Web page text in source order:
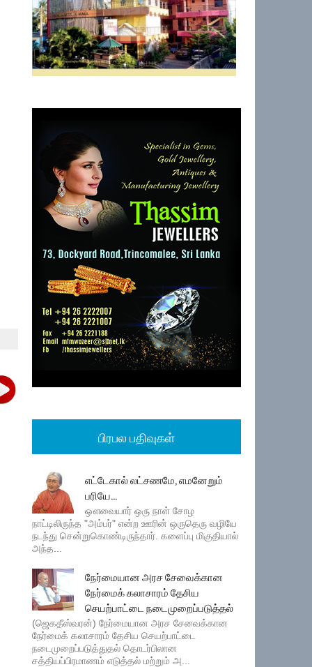
பிரபல பதிவுகள்
எட்டேகால் லட்சணமே, எமனேறும்
பரியே...
ஔவையார் ஒரு நாள் சோழ
நாட்டிலிருந்த "அம்பர்" என்ற ஊரின் ஒருதெரு வழியே
நடந்து சென்றுகொண்டிருந்தார். களைப்பு மிகுதியால்
அந்த...
நேர்மையான அரச சேவைக்கான
நேர்மைக் கலாசாரம் தேசிய
செயற்பாட்டை நடைமுறைப்படுத்தல்
(ஜெகதீஸ்வரன்) நேர்மையான அரச சேவைக்கான
நேர்மைக் கலாசாரம் தேசிய செயற்பாட்டை
நடைமுறைப்படுத்துதல் தொடர்பிலான
சத்தியப்பிரமாணம் எடுத்தல் மற்றும் அ...